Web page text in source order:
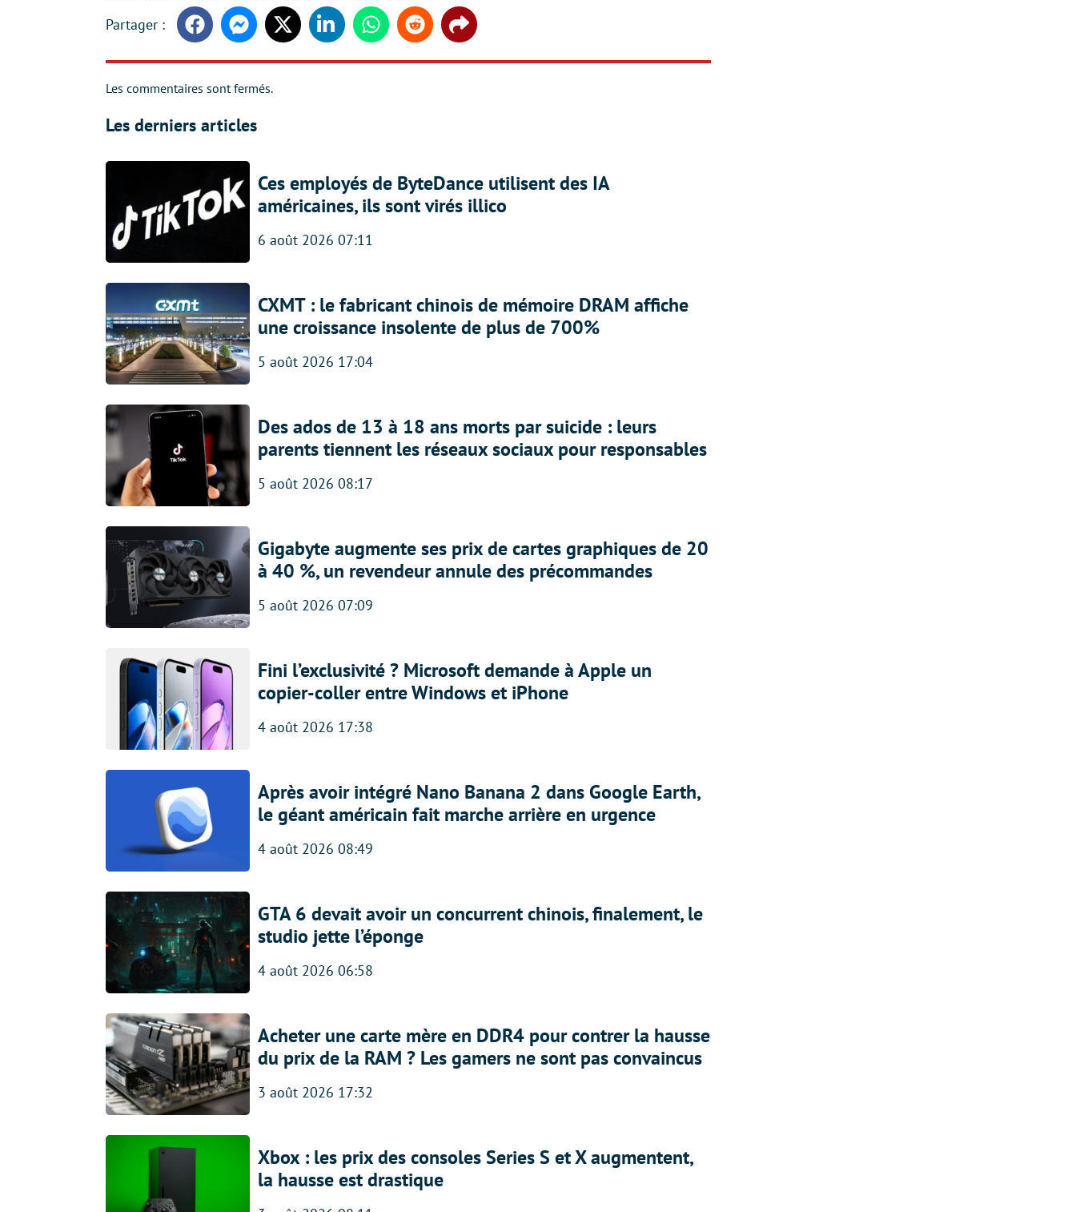
FacebookMessengerTwitter LinkedinWhatsappReddit Share
Les commentaires sont fermés.
Les derniers articles
Ces employés de ByteDance utilisent des IA
américaines, ils sont virés illico
6 août 2026 07:11
CXMT : le fabricant chinois de mémoire DRAM affiche
une croissance insolente de plus de 700%
5 août 2026 17:04
Des ados de 13 à 18 ans morts par suicide : leurs
parents tiennent les réseaux sociaux pour responsables
5 août 2026 08:17
Gigabyte augmente ses prix de cartes graphiques de 20
à 40 %, un revendeur annule des précommandes
5 août 2026 07:09
Fini l’exclusivité ? Microsoft demande à Apple un
copier-coller entre Windows et iPhone
4 août 2026 17:38
Après avoir intégré Nano Banana 2 dans Google Earth,
le géant américain fait marche arrière en urgence
4 août 2026 08:49
GTA 6 devait avoir un concurrent chinois, finalement, le
studio jette l’éponge
4 août 2026 06:58
Acheter une carte mère en DDR4 pour contrer la hausse
du prix de la RAM ? Les gamers ne sont pas convaincus
3 août 2026 17:32
Xbox : les prix des consoles Series S et X augmentent,
la hausse est drastique